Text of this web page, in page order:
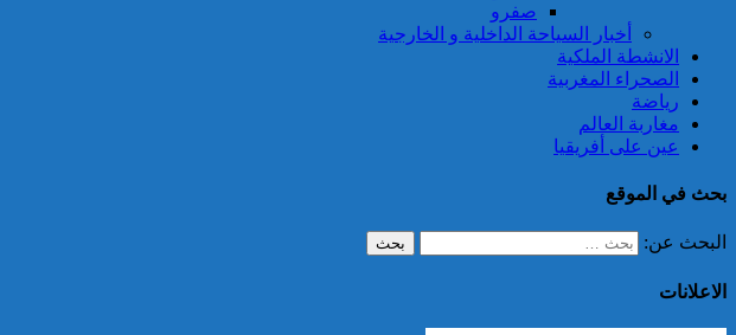
صفرو
أخبار السياحة الداخلية و الخارجية
الانشطة الملكية
الصحراء المغربية
رياضة
مغاربة العالم
عين على أفريقيا
بحث في الموقع
البحث عن:
الاعلانات